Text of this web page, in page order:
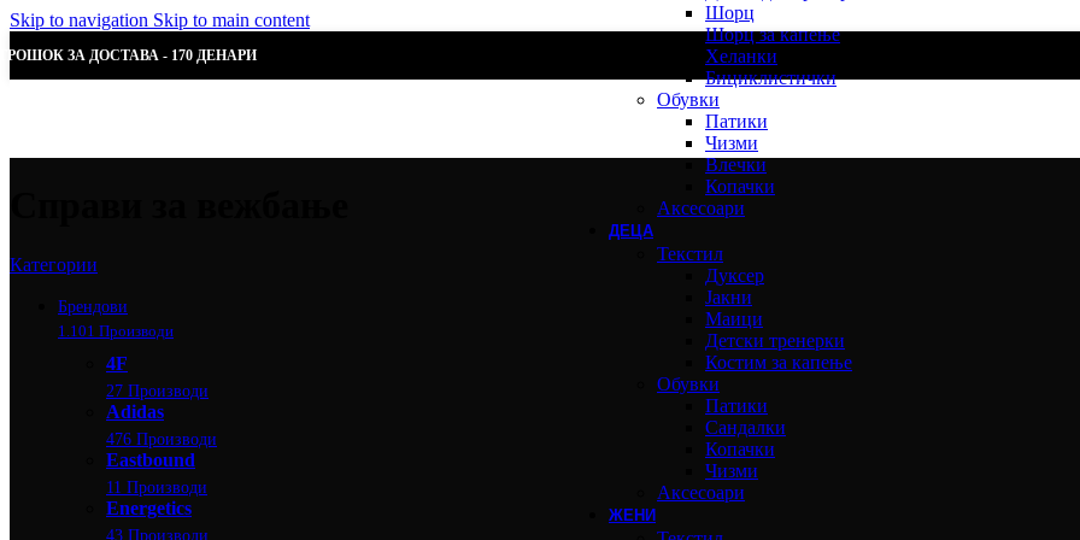
Skip to navigation Skip to main content
ЗА ДОСТАВА - 170 ДЕНАРИ
Шорц
Шорц за капење
Хеланки
Бициклистички
Обувки
Патики
Чизми
Влечки
Копачки
Аксесоари
ДЕЦА
Текстил
Дуксер
Јакни
Маици
Детски тренерки
Костим за капење
Обувки
Патики
Сандалки
Копачки
Чизми
Аксесоари
ЖЕНИ
Категории
Брендови
1.101 Производи
4F
27 Производи
Adidas
476 Производи
Eastbound
11 Производи
Energetics
43 Производи